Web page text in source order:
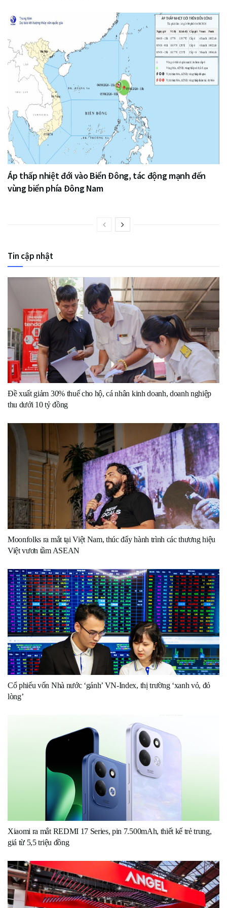
Áp thấp nhiệt đới vào Biển Đông, tác động mạnh đến
vùng biển phía Đông Nam
Tin cập nhật
Đề xuất giảm 30% thuế cho hộ, cá nhân kinh doanh, doanh nghiệp
thu dưới 10 tỷ đồng
Moonfolks ra mắt tại Việt Nam, thúc đẩy hành trình các thương hiệu
Việt vươn tầm ASEAN
Cổ phiếu vốn Nhà nước ‘gánh’ VN-Index, thị trường ‘xanh vỏ, đỏ
lòng’
Xiaomi ra mắt REDMI 17 Series, pin 7.500mAh, thiết kế trẻ trung,
giá từ 5,5 triệu đồng